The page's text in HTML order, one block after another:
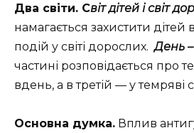
Два світи. Світ дітей і світ
намагається захистити
подій у світі дорослих.День –
частині розповідається про
вдень, а в третій — у темряві
Основна думка. Вплив